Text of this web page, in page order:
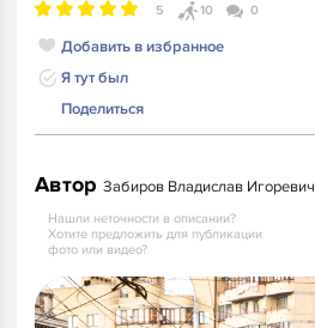
5 10 0
Добавить в избранное
Я тут был
Поделиться
Автор Забиров Владислав Игоревич
Нашли неточности в описании?
Хотите предложить для публикации
фото или видео?